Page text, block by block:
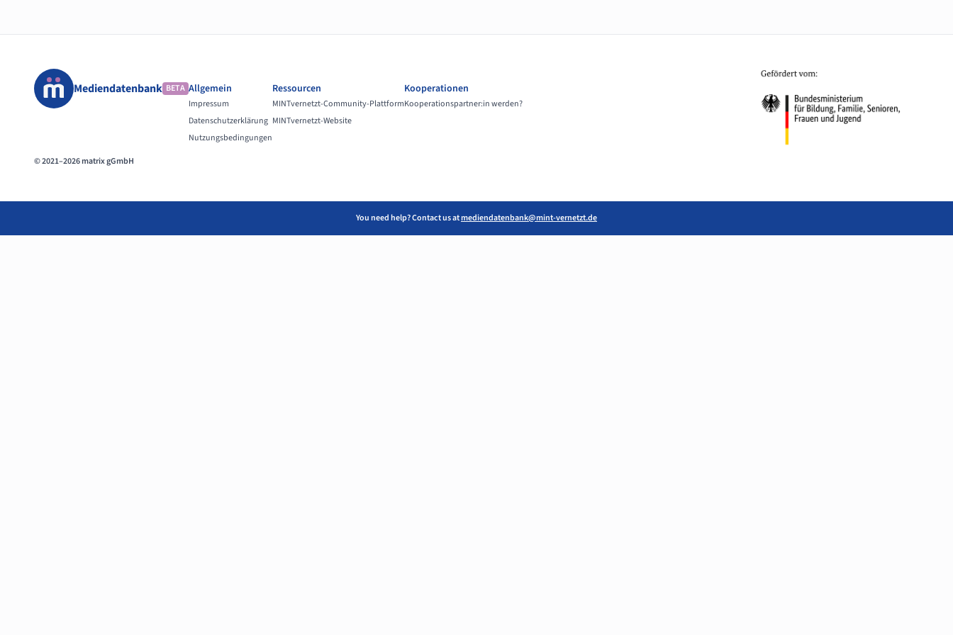
Mediendatenbank BETA
© 2021–2026 matrix gGmbH
Allgemein
Impressum
Datenschutzerklärung
Nutzungsbedingungen
Ressourcen
MINTvernetzt-Community-Plattform
MINTvernetzt-Website
Kooperationen
Kooperationspartner:in werden?
You need help? Contact us atmediendatenbank@mint-vernetzt.de